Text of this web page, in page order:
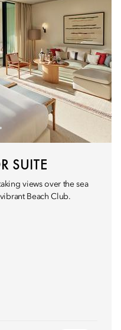
SUITE
views over the sea
Beach Club.